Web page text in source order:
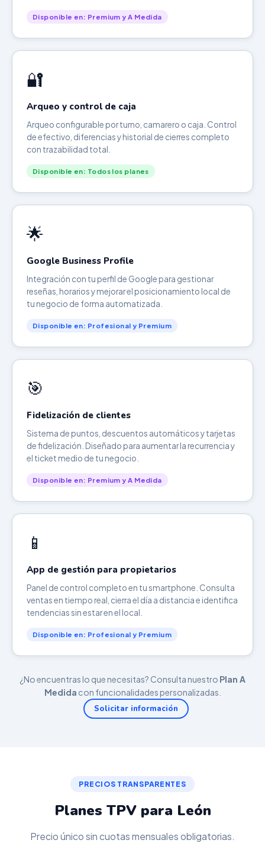
Disponible en: Premium y A Medida
🔐
Arqueo y control de caja
Arqueo configurable por turno, camarero o caja. Control
de efectivo, diferencias y historial de cierres completo
con trazabilidad total.
Disponible en: Todos los planes
🌟
Google Business Profile
Integración con tu perfil de Google para gestionar
reseñas, horarios y mejorar el posicionamiento local de
tu negocio de forma automatizada.
Disponible en: Profesional y Premium
🎯
Fidelización de clientes
Sistema de puntos, descuentos automáticos y tarjetas
de fidelización. Diseñado para aumentar la recurrencia y
el ticket medio de tu negocio.
Disponible en: Premium y A Medida
📱
App de gestión para propietarios
Panel de control completo en tu smartphone. Consulta
ventas en tiempo real, cierra el día a distancia e identifica
tendencias sin estar en el local.
Disponible en: Profesional y Premium
¿No encuentras lo que necesitas? Consulta nuestro Plan A
Medida con funcionalidades personalizadas.
Solicitar información
PRECIOS TRANSPARENTES
Planes TPV para León
Precio único sin cuotas mensuales obligatorias.